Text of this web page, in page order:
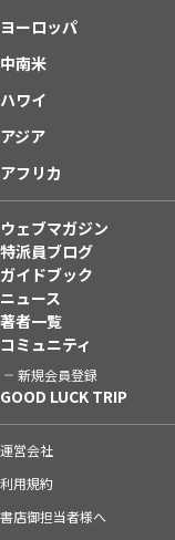
ヨーロッパ
中南米
ハワイ
アジア
アフリカ
ウェブマガジン
特派員ブログ
ガイドブック
ニュース
著者一覧
コミュニティ
新規会員登録
GOOD LUCK TRIP
運営会社
利用規約
書店御担当者様へ